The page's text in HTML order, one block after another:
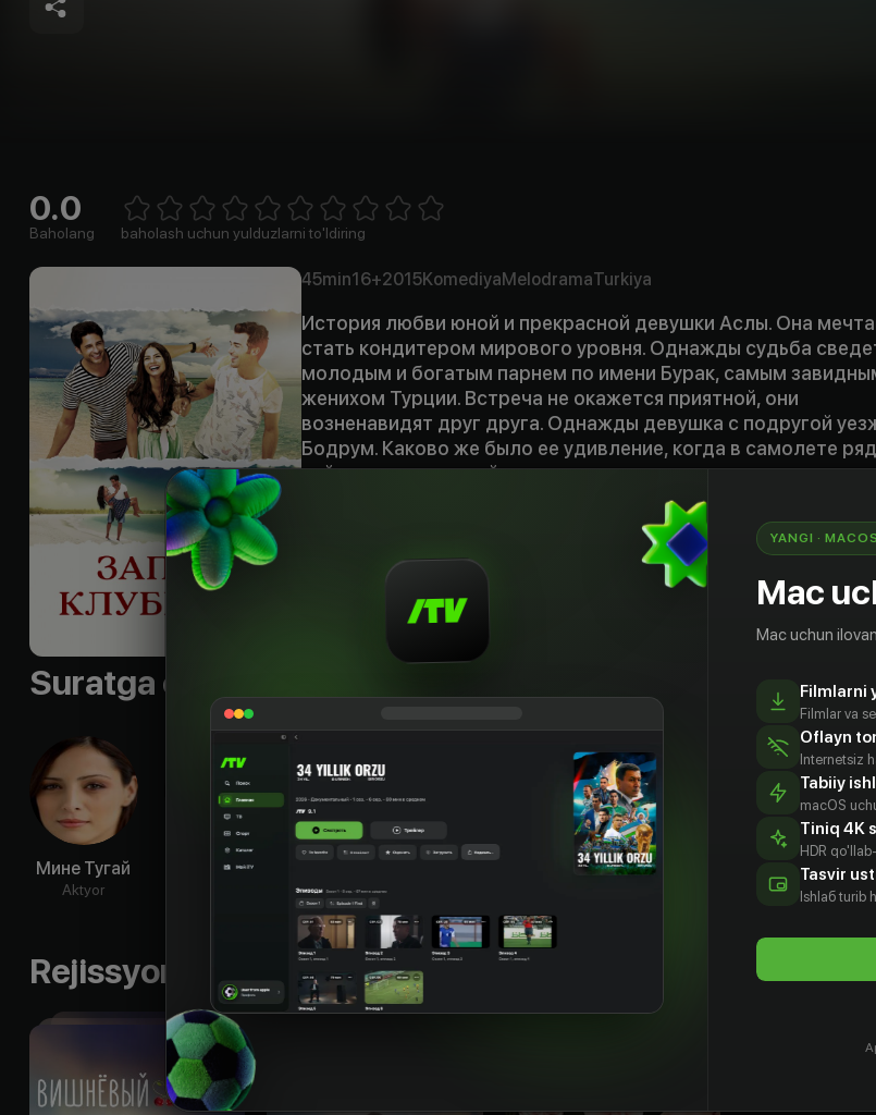
0.0
Baholang 1 Star2 Stars3 Stars4 Stars5 Stars6 Stars7 Stars8 Stars
baholash uchun yulduzlarni to'ldiring
45min16+2015KomediyaMelodramaTurkiya
История любви юной и прекрасной девушки Аслы. Она
стать кондитером мирового уровня. Однажды судьба
молодым и богатым парнем по имени Бурак, самым
женихом Турции. Встреча не окажется приятной, они
возненавидят друг друга. Однажды девушка с подругой
Бодрум. Каково же было ее удивление, когда в самолете
ней сидел тот самый парень...
HD
Suratga olish guruhi
Мине Тугай
Aktyor
Махир
Оздемир
Aktyor
Мурат
Джейлан
Rejissyorning boshqa ishlari
YANGI · MACOS
Mac
Mac uchun
Filmlarni
Filmlar va
Oflayn
Internetsiz
Tabiiy
macOS
Tiniq 4K
HDR
Tasvir
Ishlаб turib